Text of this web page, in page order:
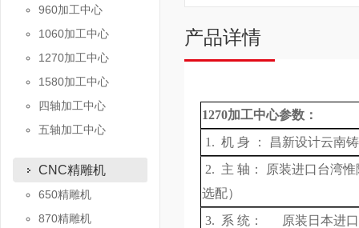
960加工中心
1060加工中心
1270加工中心
1580加工中心
四轴加工中心
五轴加工中心
CNC精雕机
650精雕机
870精雕机
产品详情
1270加工中心参数 ：
1. 机 身 ： 昌新设计云南
2. 主 轴： 原装进口台湾惟
选配）
3. 系 统： 原装日本进口